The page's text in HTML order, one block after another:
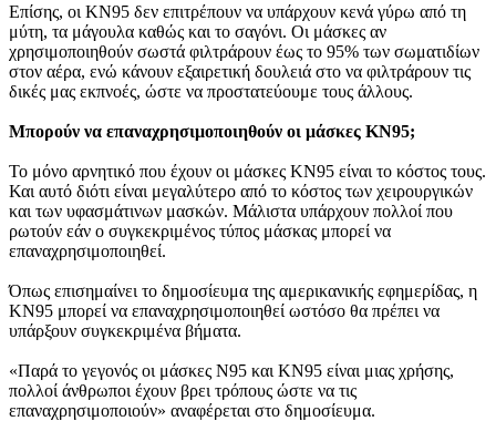
Επίσης, οι ΚΝ95 δεν επιτρέπουν να υπάρχουν κενά γύρω από τη
μύτη, τα μάγουλα καθώς και το σαγόνι. Οι μάσκες αν
χρησιμοποιηθούν σωστά φιλτράρουν έως το 95% των σωματιδίων
στον αέρα, ενώ κάνουν εξαιρετική δουλειά στο να φιλτράρουν τις
δικές μας εκπνοές, ώστε να προστατεύουμε τους άλλους.
Μπορούν να επαναχρησιμοποιηθούν οι μάσκες KN95;
Το μόνο αρνητικό που έχουν οι μάσκες ΚΝ95 είναι το κόστος τους.
Και αυτό διότι είναι μεγαλύτερο από το κόστος των χειρουργικών
και των υφασμάτινων μασκών. Μάλιστα υπάρχουν πολλοί που
ρωτούν εάν ο συγκεκριμένος τύπος μάσκας μπορεί να
επαναχρησιμοποιηθεί.
Όπως επισημαίνει το δημοσίευμα της αμερικανικής εφημερίδας, η
ΚΝ95 μπορεί να επαναχρησιμοποιηθεί ωστόσο θα πρέπει να
υπάρξουν συγκεκριμένα βήματα.
«Παρά το γεγονός οι μάσκες N95 και ΚΝ95 είναι μιας χρήσης,
πολλοί άνθρωποι έχουν βρει τρόπους ώστε να τις
επαναχρησιμοποιούν» αναφέρεται στο δημοσίευμα.